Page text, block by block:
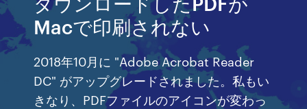
Macで印刷されない
2018年10月に "Adobe Acrobat Reader
DC" がアップグレードされました。私もい
きなり、PDFファイルのアイコンが変わっ